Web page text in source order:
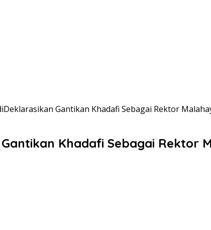
Gantikan Khadafi Sebagai Rektor
Khadafi Sebagai Rektor